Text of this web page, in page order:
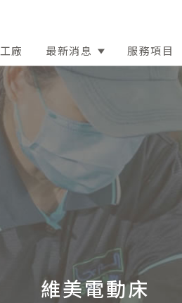
廠 最新消息 服務項目
維美電動床